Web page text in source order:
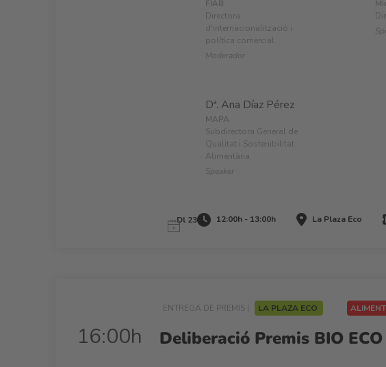
FIAB
Directora
d'internacionalització i
política comercial
Moderador
Dª. Ana Díaz Pérez
MAPA
Subdirectora General de
Qualitat i Sostenibilitat
Alimentària.
Speaker
Dl 23 12:00h - 13:00h La Plaza Eco
16:00h
ENTREGA DE PREMIS | LA PLAZA ECO
Deliberació Premis BIO